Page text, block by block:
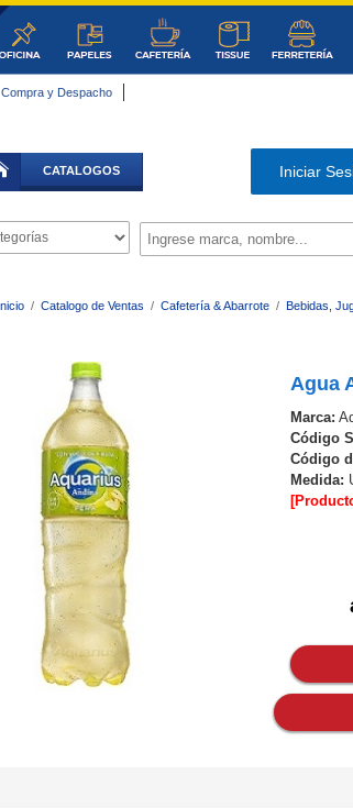
Compra y Despacho
Iniciar
CATALOGOS
/ Catalogo de Ventas / Cafetería & Abarrote / Bebidas,
Agua
Marca:
Código
Código
Medida: